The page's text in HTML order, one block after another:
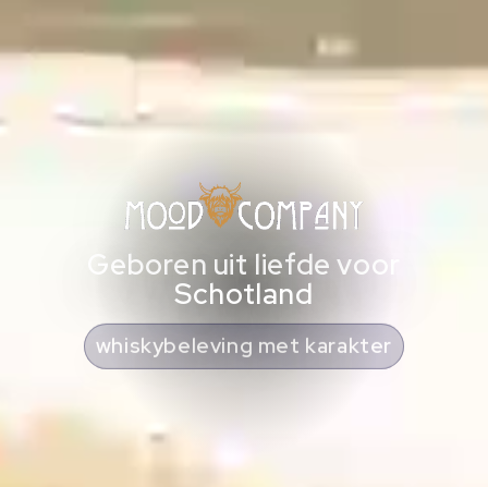
Geboren uit liefde voor
Schotland
cadeaus met Schotse ziel